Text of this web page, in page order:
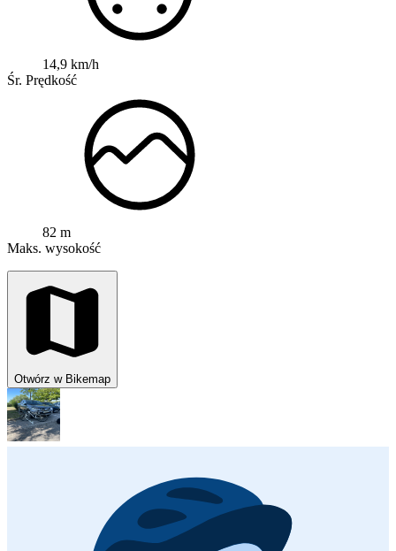
14,9 km/h
Śr. Prędkość
82 m
Maks. wysokość
Otwórz w Bikemap